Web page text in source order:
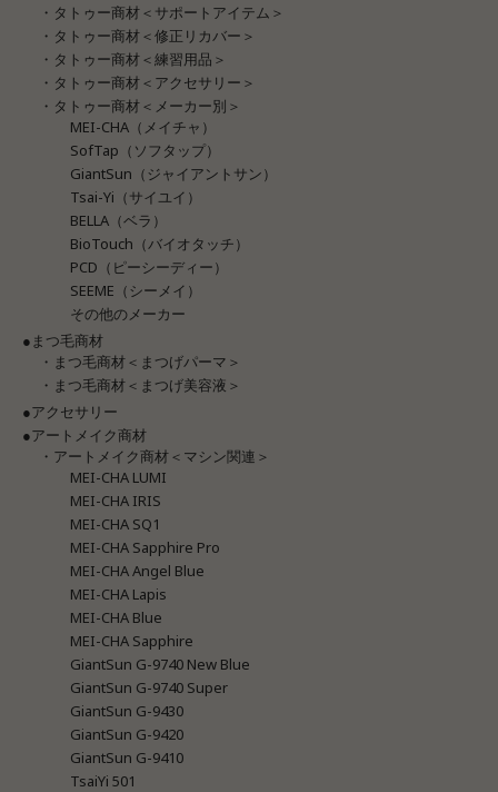
・タトゥー商材＜サポートアイテム＞
・タトゥー商材＜修正リカバー＞
・タトゥー商材＜練習用品＞
・タトゥー商材＜アクセサリー＞
・タトゥー商材＜メーカー別＞
MEI-CHA（メイチャ）
SofTap（ソフタップ）
GiantSun（ジャイアントサン）
Tsai-Yi（サイユイ）
BELLA（ベラ）
BioTouch（バイオタッチ）
PCD（ピーシーディー）
SEEME（シーメイ）
その他のメーカー
●まつ毛商材
・まつ毛商材＜まつげパーマ＞
・まつ毛商材＜まつげ美容液＞
●アクセサリー
●アートメイク商材
・アートメイク商材＜マシン関連＞
MEI-CHA LUMI
MEI-CHA IRIS
MEI-CHA SQ1
MEI-CHA Sapphire Pro
MEI-CHA Angel Blue
MEI-CHA Lapis
MEI-CHA Blue
MEI-CHA Sapphire
GiantSun G-9740 New Blue
GiantSun G-9740 Super
GiantSun G-9430
GiantSun G-9420
GiantSun G-9410
TsaiYi 501